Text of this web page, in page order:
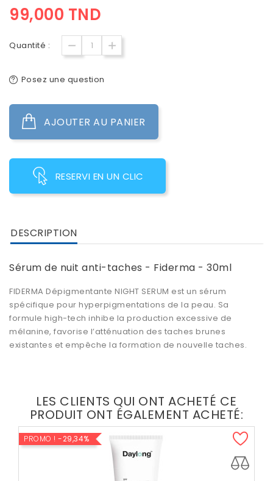
99,000 TND
Quantité :
Posez une question
AJOUTER AU PANIER
RESERVI EN UN CLIC
DESCRIPTION
Sérum de nuit anti-taches - Fiderma - 30ml
FIDERMA Dépigmentante NIGHT SERUM est un sérum
spécifique pour hyperpigmentations de la peau. Sa
formule high-tech inhibe la production excessive de
mélanine, favorise l’atténuation des taches brunes
existantes et empêche la formation de nouvelle taches.
LES CLIENTS QUI ONT ACHETÉ CE
PRODUIT ONT ÉGALEMENT ACHETÉ:
PROMO ! -29,34%